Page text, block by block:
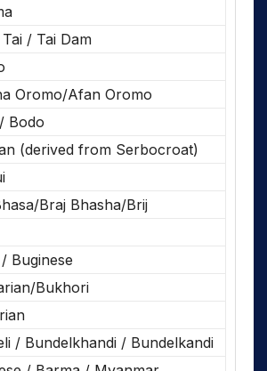
/ Tai Dam
Oromo/Afan Oromo
Bodo
(derived from Serbocroat)
Braj Bhasha/Brij
Buginese
Bukhori
/ Bundelkhandi / Bundelkandi